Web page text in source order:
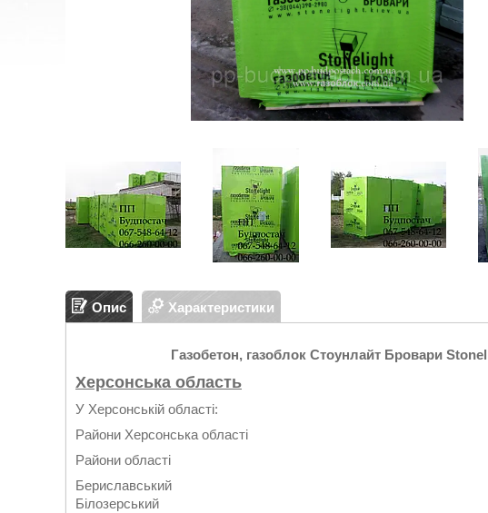
Опис Характеристики
Газобетон, газоблок Стоунлайт Бровари
Херсонська область
У Херсонській області:
Райони Херсонська області
Райони області
Бериславський
Білозерський